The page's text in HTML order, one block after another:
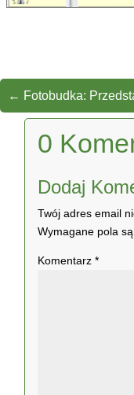
← Fotobudka:
0
Dodaj
Twój adres email
Wymagane pola
Komentarz*